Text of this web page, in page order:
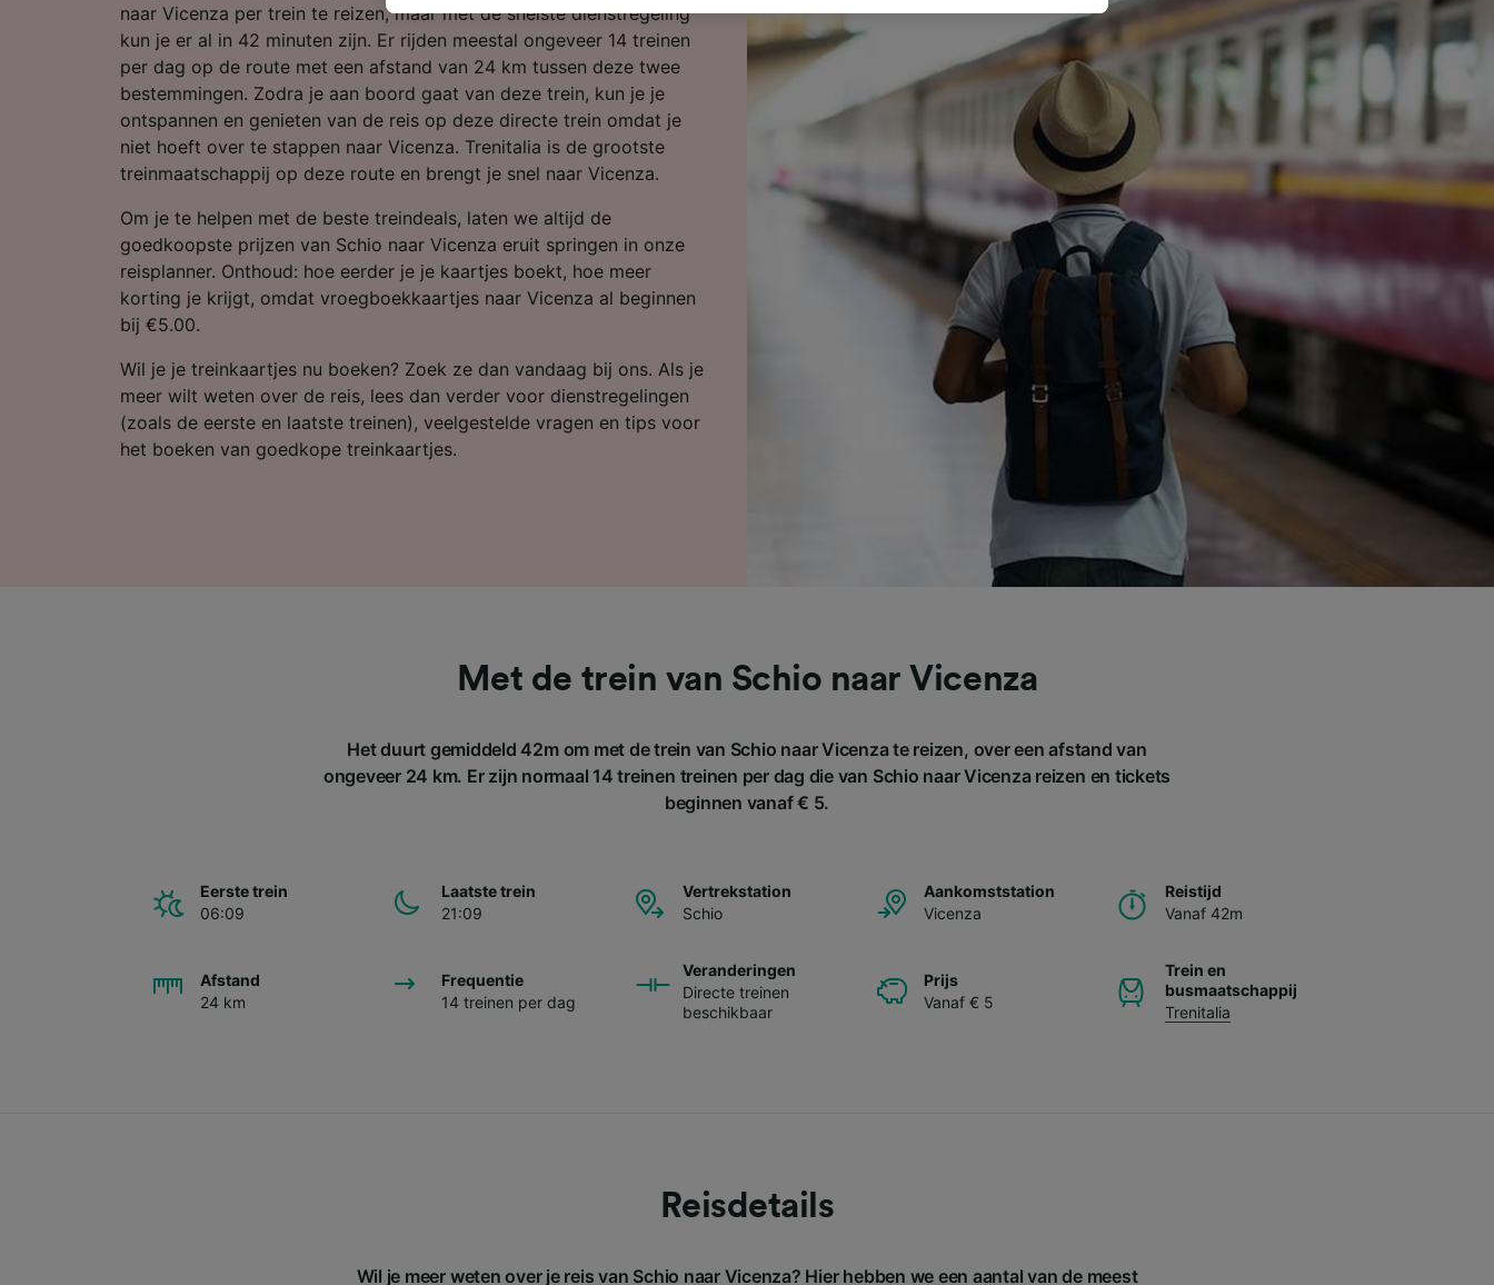
naar Vicenza per trein te reizen, maar met de snelste dienstregeling
kun je er al in 42 minuten zijn. Er rijden meestal ongeveer 14 treinen
per dag op de route met een afstand van 24 km tussen deze twee
bestemmingen. Zodra je aan boord gaat van deze trein, kun je je
ontspannen en genieten van de reis op deze directe trein omdat je
niet hoeft over te stappen naar Vicenza. Trenitalia is de grootste
treinmaatschappij op deze route en brengt je snel naar Vicenza.
Om je te helpen met de beste treindeals, laten we altijd de
goedkoopste prijzen van Schio naar Vicenza eruit springen in onze
reisplanner. Onthoud: hoe eerder je je kaartjes boekt, hoe meer
korting je krijgt, omdat vroegboekkaartjes naar Vicenza al beginnen
bij €5.00.
Wil je je treinkaartjes nu boeken? Zoek ze dan vandaag bij ons. Als je
meer wilt weten over de reis, lees dan verder voor dienstregelingen
(zoals de eerste en laatste treinen), veelgestelde vragen en tips voor
het boeken van goedkope treinkaartjes.
Met de trein van Schio naar Vicenza
Het duurt gemiddeld 42m om met de trein van Schio naar Vicenza te reizen, over een afstand van
ongeveer 24 km. Er zijn normaal 14 treinen treinen per dag die van Schio naar Vicenza reizen en tickets
beginnen vanaf € 5.
Eerste trein
06:09
Laatste trein
21:09
Vertrekstation
Schio
Aankomststation
Vicenza
Reistijd
Vanaf 42m
Afstand
24 km
Frequentie
14 treinen per dag
Veranderingen
Directe treinen
beschikbaar
Prijs
Vanaf € 5
Trein en
busmaatschappij
Trenitalia
Reisdetails
Wil je meer weten over je reis van Schio naar Vicenza? Hier hebben we een aantal van de meest
elk moment wijzigen op de pagina met onze privacyverklaring. Deze
keuzes worden aan onze partners doorgegeven en hebben geen invloed
op browsegegevens. Je gegevens worden niet gebruikt voor tracking als
je ons hebt gevraagd om je niet te volgen.
Wij en onze partners verwerken gegevens voor de volgende doeleinden:
Precieze geolocatiegegevens gebruiken. De apparaatkenmerken actief
scannen ter identificatie. Informatie op een apparaat opslaan en/of
openen. Gepersonaliseerde advertenties en content, advertentie- en
contentmetingen, doelgroepenonderzoek en ontwikkeling van diensten.
Partnerlijst (derden)